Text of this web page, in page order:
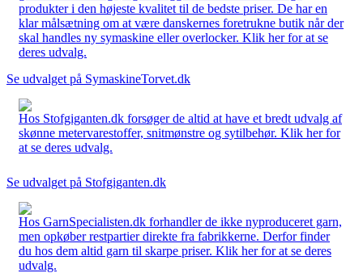
produkter i den højeste kvalitet til de bedste priser. De har en
klar målsætning om at være danskernes foretrukne butik når der
skal handles ny symaskine eller overlocker. Klik her for at se
deres udvalg.
Se udvalget på SymaskineTorvet.dk
Hos Stofgiganten.dk forsøger de altid at have et bredt udvalg af
skønne metervarestoffer, snitmønstre og sytilbehør. Klik her for
at se deres udvalg.
Se udvalget på Stofgiganten.dk
Hos GarnSpecialisten.dk forhandler de ikke nyproduceret garn,
men opkøber restpartier direkte fra fabrikkerne. Derfor finder
du hos dem altid garn til skarpe priser. Klik her for at se deres
udvalg.